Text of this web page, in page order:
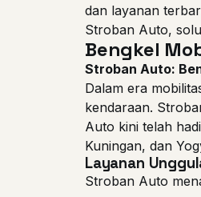
dan layanan
Stroban Auto,
Bengkel
Stroban Auto:
Dalam era
kendaraan.
Auto kini telah
Kuningan, dan
Layanan
Stroban Auto